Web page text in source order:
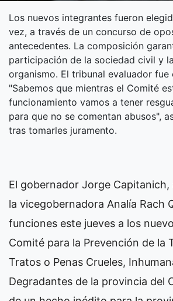
Los nuevos integrantes fueron
vez, a través de un concurso de
antecedentes. La composición
participación de la sociedad civil y
organismo. El tribunal evaluador fue
"Sabemos que mientras el Comité
funcionamiento vamos a tener
para que no se comentan abusos",
tras tomarles juramento.
El gobernador Jorge
la vicegobernadora Analía Rach
funciones este jueves a los
Comité para la Prevención de la
Tratos o Penas Crueles,
Degradantes de la provincia del